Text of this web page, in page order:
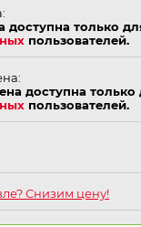
доступна только
пользователей.
доступна только
пользователей.
Снизим цену!